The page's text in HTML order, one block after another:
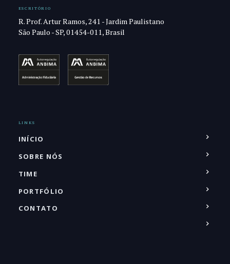
ESCRITÓRIO
R. Prof. Artur Ramos, 241 - Jardim Paulistano
São Paulo - SP, 01454-011, Brasil
LINKS
INÍCIO
SOBRE NÓS
TIME
PORTFÓLIO
CONTATO